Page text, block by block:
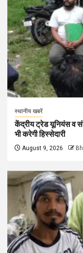
स्थानीय खबरें
केंद्रीय ट्रेड यूनियंस व
भी करेगी हिस्सेदारी
August 9, 2026